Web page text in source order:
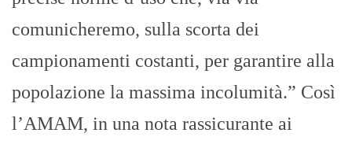
comunicheremo, sulla scorta dei
campionamenti costanti, per garantire alla
popolazione la massima incolumità.” Così
l’AMAM, in una nota rassicurante ai